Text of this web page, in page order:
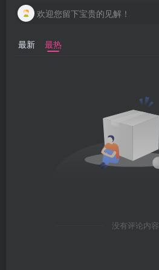
欢迎您留下宝贵的见解！
最新 最热
没有评论内容